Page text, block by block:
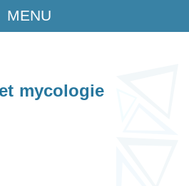
MENU
mycologie